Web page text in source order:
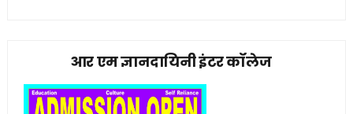
आर एम ज्ञानदायिनी इंटर कॉलेज